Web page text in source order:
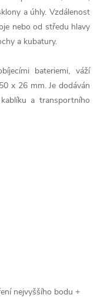
a úhly. Vzdálenost
nebo od středu hlavy
a kubatury.
bateriemi, váží
x 26 mm. Je dodáván
a transportního
nejvyššího bodu +